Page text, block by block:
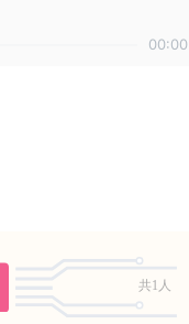
00:00
共1人